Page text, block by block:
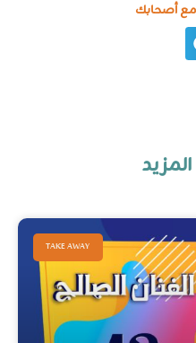
أصحابك
TAKE AWAY